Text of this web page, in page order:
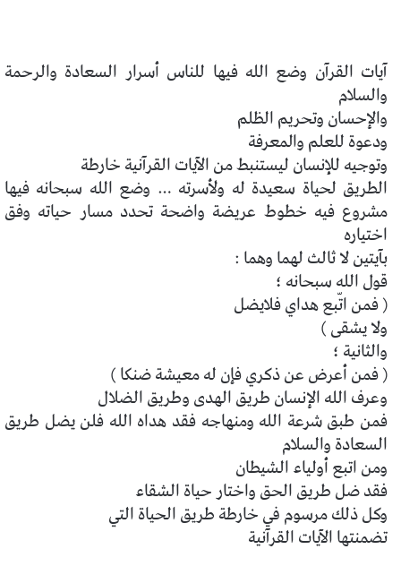
آيات القرآن وضع الله فيها للناس أسرار السعادة والرحمة
والسلام
والإحسان وتحريم الظلم
ودعوة للعلم والمعرفة
وتوجيه للإنسان ليستنبط من الآيات القرآنية خارطة
الطريق لحياة سعيدة له ولأسرته … وضع الله سبحانه فيها
مشروع فيه خطوط عريضة واضحة تحدد مسار حياته وفق
اختياره
بآيتين لا ثالث لهما وهما :
قول الله سبحانه ؛
( فمن اتّبع هداي فلايضل
ولا يشقى )
والثانية ؛
( فمن أعرض عن ذكري فإن له معيشة ضنكا )
وعرف الله الإنسان طريق الهدى وطريق الضلال
فمن طبق شرعة الله ومنهاجه فقد هداه الله فلن يضل طريق
السعادة والسلام
ومن اتبع أولياء الشيطان
فقد ضل طريق الحق واختار حياة الشقاء
وكل ذلك مرسوم في خارطة طريق الحياة التي
تضمنتها الآيات القرآنية